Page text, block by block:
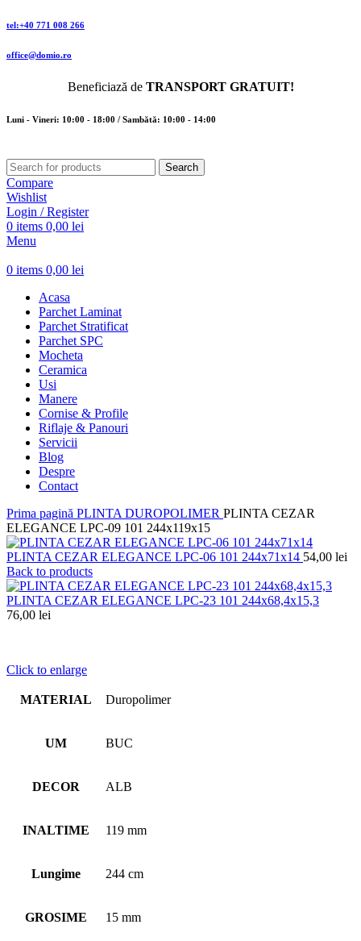
tel:+40 771 008 266
office@domio.ro
Beneficiază de TRANSPORT GRATUIT!
Luni - Vineri: 10:00 - 18:00 / Sambătă: 10:00 - 14:00
Search
Compare
Wishlist
Login / Register
0 items 0,00 lei
Menu
0 items 0,00 lei
Acasa
Parchet Laminat
Parchet Stratificat
Parchet SPC
Mocheta
Ceramica
Usi
Manere
Cornise & Profile
Riflaje & Panouri
Servicii
Blog
Despre
Contact
Prima pagină PLINTA DUROPOLIMER PLINTA CEZAR
ELEGANCE LPC-09 101 244x119x15
PLINTA CEZAR ELEGANCE LPC-06 101 244x71x14 54,00 lei
Back to products
PLINTA CEZAR ELEGANCE LPC-23 101 244x68,4x15,3
76,00 lei
Click to enlarge
MATERIAL Duropolimer
UM BUC
DECOR ALB
INALTIME 119 mm
Lungime 244 cm
GROSIME 15 mm